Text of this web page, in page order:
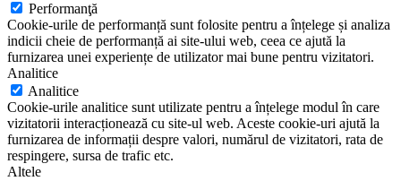
Performanţă
Cookie-urile de performanță sunt folosite pentru a înțelege și analiza
indicii cheie de performanță ai site-ului web, ceea ce ajută la
furnizarea unei experiențe de utilizator mai bune pentru vizitatori.
Analitice
Analitice
Cookie-urile analitice sunt utilizate pentru a înțelege modul în care
vizitatorii interacționează cu site-ul web. Aceste cookie-uri ajută la
furnizarea de informații despre valori, numărul de vizitatori, rata de
respingere, sursa de trafic etc.
Altele